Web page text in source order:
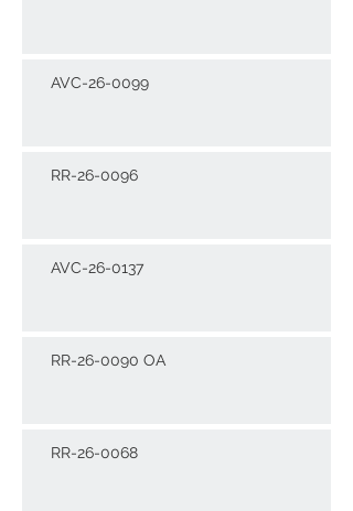
AVC-26-0099
RR-26-0096
AVC-26-0137
RR-26-0090 OA
RR-26-0068